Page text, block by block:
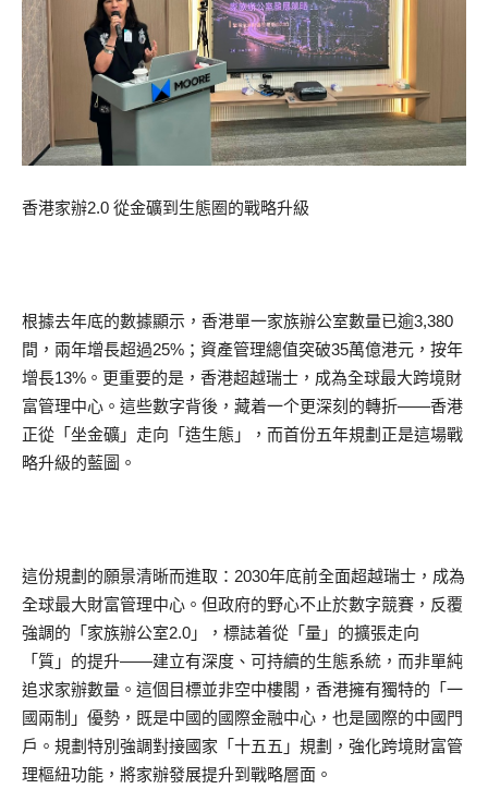
香港家辦2.0 從金礦到生態圈的戰略升級
根據去年底的數據顯示，香港單一家族辦公室數量已逾3,380
間，兩年增長超過25%；資產管理總值突破35萬億港元，按年
增長13%。更重要的是，香港超越瑞士，成為全球最大跨境財
富管理中心。這些數字背後，藏着一个更深刻的轉折——香港
正從「坐金礦」走向「造生態」，而首份五年規劃正是這場戰
略升級的藍圖。
這份規劃的願景清晰而進取：2030年底前全面超越瑞士，成為
全球最大財富管理中心。但政府的野心不止於數字競賽，反覆
強調的「家族辦公室2.0」，標誌着從「量」的擴張走向
「質」的提升——建立有深度、可持續的生態系統，而非單純
追求家辦數量。這個目標並非空中樓閣，香港擁有獨特的「一
國兩制」優勢，既是中國的國際金融中心，也是國際的中國門
戶。規劃特別強調對接國家「十五五」規劃，強化跨境財富管
理樞紐功能，將家辦發展提升到戰略層面。